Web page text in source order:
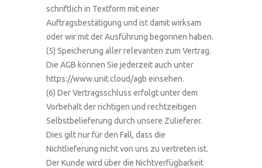
schriftlich in Textform mit einer
Auftragsbestätigung und ist damit wirksam
oder wir mit der Ausführung begonnen haben.
(5) Speicherung aller relevanten zum Vertrag.
Die AGB können Sie jederzeit auch unter
https://www.unit.cloud/agb einsehen.
(6) Der Vertragsschluss erfolgt unter dem
Vorbehalt der richtigen und rechtzeitigen
Selbstbelieferung durch unsere Zulieferer.
Dies gilt nur für den Fall, dass die
Nichtlieferung nicht von uns zu vertreten ist.
Der Kunde wird über die Nichtverfügbarkeit